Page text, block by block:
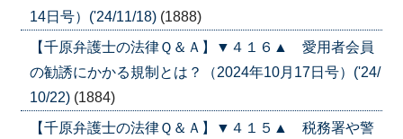
14日号）('24/11/18) (1888)
【千原弁護士の法律Ｑ＆Ａ】▼４１６▲ 愛用者会員
の勧誘にかかる規制とは？（2024年10月17日号）('24/
10/22) (1884)
【千原弁護士の法律Ｑ＆Ａ】▼４１５▲ 税務署や警